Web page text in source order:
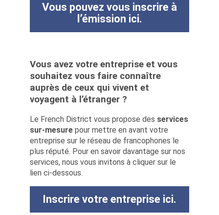
Vous pouvez vous inscrire à
l’émission ici.
Vous avez votre entreprise et vous
souhaitez vous faire connaître
auprès de ceux qui vivent et
voyagent à l’étranger ?
Le French District vous propose des services
sur-mesure pour mettre en avant votre
entreprise sur le réseau de francophones le
plus réputé. Pour en savoir davantage sur nos
services, nous vous invitons à cliquer sur le
lien ci-dessous.
Inscrire votre entreprise ici.